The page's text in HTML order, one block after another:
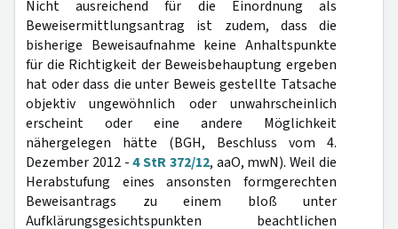
Nicht ausreichend für die Einordnung als
Beweisermittlungsantrag ist zudem, dass die
bisherige Beweisaufnahme keine Anhaltspunkte
für die Richtigkeit der Beweisbehauptung ergeben
hat oder dass die unter Beweis gestellte Tatsache
objektiv ungewöhnlich oder unwahrscheinlich
erscheint oder eine andere Möglichkeit
nähergelegen hätte (BGH, Beschluss vom 4.
Dezember 2012 -4 StR 372/12, aaO, mwN). Weil die
Herabstufung eines ansonsten formgerechten
Beweisantrags zu einem bloß unter
Aufklärungsgesichtspunkten beachtlichen